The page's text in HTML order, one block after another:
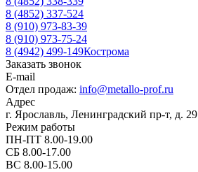
8 (4852) 337-524
8 (910) 973-83-39
8 (910) 973-75-24
8 (4942) 499-149Кострома
Заказать звонок
E-mail
Отдел продаж: info@metallo-prof.ru
Адрес
г. Ярославль, Ленинградский пр-т, д. 29
Режим работы
ПН-ПТ 8.00-19.00
СБ 8.00-17.00
ВС 8.00-15.00